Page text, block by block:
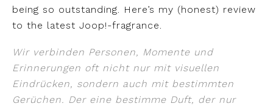
being so outstanding. Here’s my (honest) review
to the latest Joop!-fragrance.
Wir verbinden Personen, Momente und
Erinnerungen oft nicht nur mit visuellen
Eindrücken, sondern auch mit bestimmten
Gerüchen. Der eine bestimme Duft, der nur